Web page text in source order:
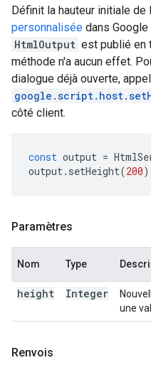
Définit la hauteur initiale de
personnalisée dans
HtmlOutput est publié en
méthode n'a aucun effet.
dialogue déjà ouverte,
côté client.
const output =
output. setHeight(200
Paramètres
Nom Type
height Integer
une
Renvois